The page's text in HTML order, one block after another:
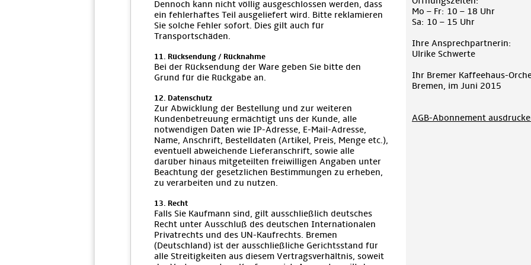
Dennoch kann nicht völlig ausgeschlossen werden, dass
ein fehlerhaftes Teil ausgeliefert wird. Bitte reklamieren
Sie solche Fehler sofort. Dies gilt auch für
Transportschäden.
11. Rücksendung / Rücknahme
Bei der Rücksendung der Ware geben Sie bitte den
Grund für die Rückgabe an.
12. Datenschutz
Zur Abwicklung der Bestellung und zur weiteren
Kundenbetreuung ermächtigt uns der Kunde, alle
notwendigen Daten wie IP-Adresse, E-Mail-Adresse,
Name, Anschrift, Bestelldaten (Artikel, Preis, Menge etc.),
eventuell abweichende Lieferanschrift, sowie alle
darüber hinaus mitgeteilten freiwilligen Angaben unter
Beachtung der gesetzlichen Bestimmungen zu erheben,
zu verarbeiten und zu nutzen.
13. Recht
Falls Sie Kaufmann sind, gilt ausschließlich deutsches
Recht unter Ausschluß des deutschen Internationalen
Privatrechts und des UN-Kaufrechts. Bremen
(Deutschland) ist der ausschließliche Gerichtsstand für
alle Streitigkeiten aus diesem Vertragsverhältnis, soweit
Mo – Fr: 10 – 18 Uhr
Sa: 10 – 15 Uhr
Ihre Ansprechpartnerin:
Ulrike Schwerte
Ihr Bremer Kaffeehaus-
Bremen, im Juni 2015
AGB-Abonnement